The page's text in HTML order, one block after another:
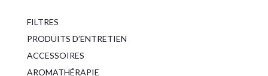
FILTRES
PRODUITS D’ENTRETIEN
ACCESSOIRES
AROMATHÉRAPIE